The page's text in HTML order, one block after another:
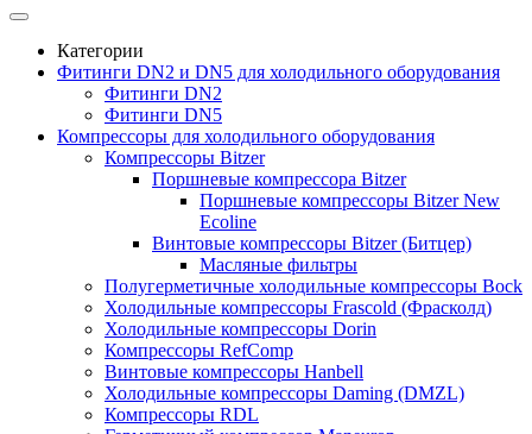
Категории
Фитинги DN2 и DN5 для холодильного оборудования
Фитинги DN2
Фитинги DN5
Компрессоры для холодильного оборудования
Компрессоры Bitzer
Поршневые компрессора Bitzer
Поршневые компрессоры Bitzer New
Ecoline
Винтовые компрессоры Bitzer (Битцер)
Масляные фильтры
Полугерметичные холодильные компрессоры Bock
Холодильные компрессоры Frascold (Фрасколд)
Холодильные компрессоры Dorin
Компрессоры RefComp
Винтовые компрессоры Hanbell
Холодильные компрессоры Daming (DMZL)
Компрессоры RDL